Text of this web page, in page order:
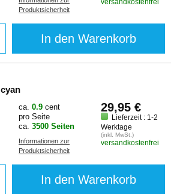
Produktsicherheit
In den Warenkorb
Toner TN-325 C, cyan
ca. 0.9 cent
pro Seite
ca. 3500 Seiten
Informationen zur
Produktsicherheit
29,95 €
Lieferzeit : 1-2
Werktage
(inkl. MwSt.)
versandkostenfrei
In den Warenkorb